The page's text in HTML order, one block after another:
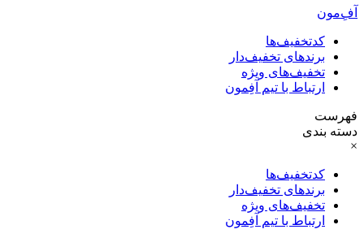
آفِ‌مون
کدتخفیف‌ها
برندهای تخفیف‌دار
تخفیف‌های ویژه
ارتباط با تیم آفِمون
فهرست
دسته بندی
×
کدتخفیف‌ها
برندهای تخفیف‌دار
تخفیف‌های ویژه
ارتباط با تیم آفِمون